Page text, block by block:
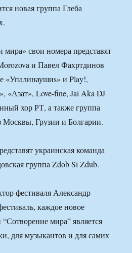
новая группа Глеба
свои номера представят
и Павел Фахртдинов
«Упалинаушиs» и Play!,
«Азат», Love-fine, Jai Aka DJ
хор РТ, а также группа
Москвы, Грузии и Болгарии.
украинская команда
группа Zdob Si Zdub.
фестиваля Александр
каждое новое
мира” является
для музыкантов и для самих